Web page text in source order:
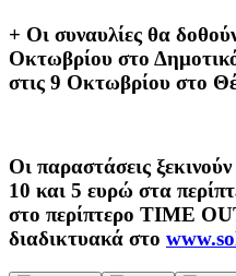
+ Oι συναυλίες θα
Οκτωβρίου στο
στις 9 Οκτωβρίου στο
Οι παραστάσεις
10 και 5 ευρώ στα
στο περίπτερο TIME
διαδικτυακά στο